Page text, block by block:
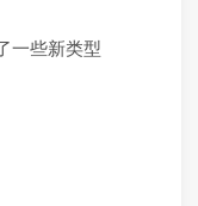
一些新类型